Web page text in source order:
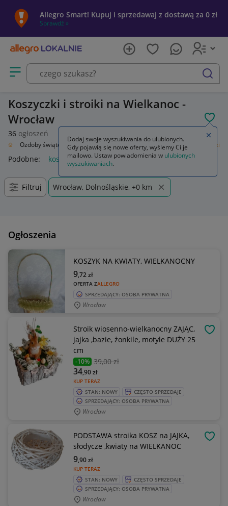
Allegro Smart! Kupuj i sprzedawaj z dostawą za 0 zł
Sprawdź »
Otwórz menu z kategoriami
szukaj
Koszyczki i stroiki na Wielkanoc -
Wrocław
36 ogłoszeń
Ozdoby świąteczne i okolicznościowe Wielkanoc Koszyczki i stroiki
Podobne: koszyczki i stroiki
Filtruj Wrocław, Dolnośląskie, +0 km
Ogłoszenia
KOSZYK NA KWIATY, WIELKANOCNY
OFERTA ZALLEGRO
9,72zł
SPRZEDAJĄCY: OSOBA PRYWATNA
Wrocław
Stroik wiosenno-wielkanocny ZAJĄC,
jajka ,bazie, żonkile, motyle DUŻY 25
cm
-10% 39,00 zł
KUP TERAZ
34,90zł
STAN: NOWY
CZĘSTO SPRZEDAJE
SPRZEDAJĄCY: OSOBA PRYWATNA
Wrocław
PODSTAWA stroika KOSZ na JAJKA,
słodycze ,kwiaty na WIELKANOC
KUP TERAZ
9,90zł
STAN: NOWY
CZĘSTO SPRZEDAJE
SPRZEDAJĄCY: OSOBA PRYWATNA
Wrocław
Dodaj swoje wyszukiwania do ulubionych.
Gdy pojawią się nowe oferty, wyślemy Ci je
mailowo. Ustaw powiadomienia w ulubionych
wyszukiwaniach.